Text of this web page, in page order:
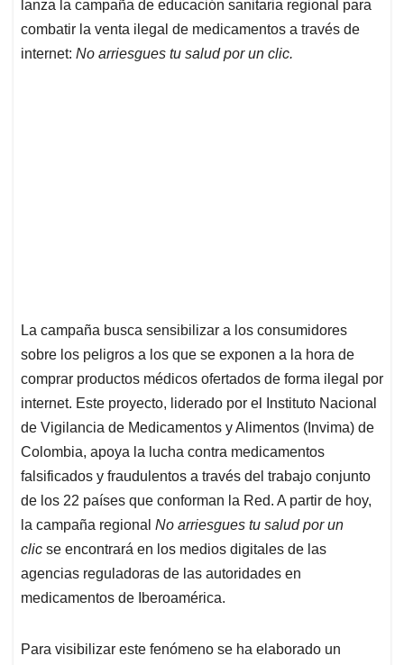
A
p
p
o
o
k
d
I
n
d
s
lanza la campaña de educación sanitaria regional para
combatir la venta ilegal de medicamentos a través de
internet: No arriesgues tu salud por un clic.
La campaña busca sensibilizar a los consumidores
sobre los peligros a los que se exponen a la hora de
comprar productos médicos ofertados de forma ilegal por
internet. Este proyecto, liderado por el Instituto Nacional
de Vigilancia de Medicamentos y Alimentos (Invima) de
Colombia, apoya la lucha contra medicamentos
falsificados y fraudulentos a través del trabajo conjunto
de los 22 países que conforman la Red. A partir de hoy,
la campaña regional No arriesgues tu salud por un
clic se encontrará en los medios digitales de las
agencias reguladoras de las autoridades en
medicamentos de Iberoamérica.
Para visibilizar este fenómeno se ha elaborado un